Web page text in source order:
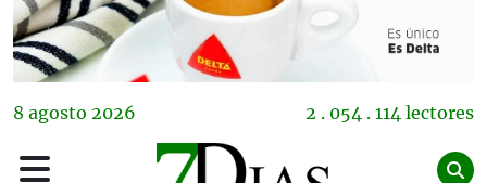
8 agosto 2026 2 . 054 . 114 lectores